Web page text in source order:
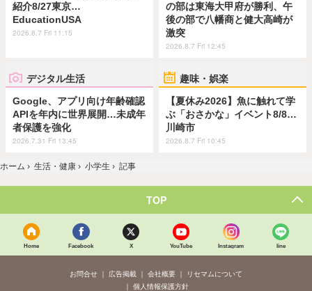
紹介8/27東京…
EducationUSA
2026.8.7 Fri 11:15
の部は東海大甲府が勝利、午
後の部で八幡商と健大高崎が
激突
2026.8.7 Fri 12:45
デジタル生活
Google、アプリ向け年齢確認
APIを年内に世界展開…未成年
者保護を強化
2026.7.31 Fri 13:45
趣味・娯楽
【夏休み2026】魚に触れて学
ぶ「おさかな」イベント8/8…
川崎市
2026.8.7 Fri 10:45
ホーム › 生活・健康 › 小学生 › 記事
TOP
Home Facebook X YouTube Instagram line
お問合せ 広告掲載 会社概要
リセマムについて
個人情報保護方針